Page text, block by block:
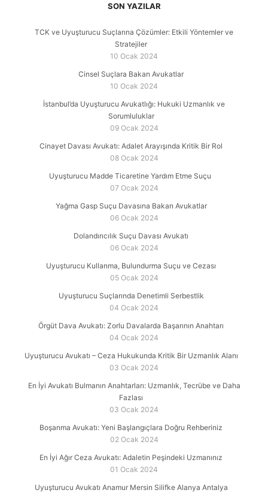
SON YAZILAR
TCK ve Uyuşturucu Suçlarına Çözümler: Etkili Yöntemler ve
Stratejiler
10 Ocak 2024
Cinsel Suçlara Bakan Avukatlar
10 Ocak 2024
İstanbul’da Uyuşturucu Avukatlığı: Hukuki Uzmanlık ve
Sorumluluklar
09 Ocak 2024
Cinayet Davası Avukatı: Adalet Arayışında Kritik Bir Rol
08 Ocak 2024
Uyuşturucu Madde Ticaretine Yardım Etme Suçu
07 Ocak 2024
Yağma Gasp Suçu Davasına Bakan Avukatlar
06 Ocak 2024
Dolandırıcılık Suçu Davası Avukatı
06 Ocak 2024
Uyuşturucu Kullanma, Bulundurma Suçu ve Cezası
05 Ocak 2024
Uyuşturucu Suçlarında Denetimli Serbestlik
04 Ocak 2024
Örgüt Dava Avukatı: Zorlu Davalarda Başarının Anahtarı
04 Ocak 2024
Uyuşturucu Avukatı – Ceza Hukukunda Kritik Bir Uzmanlık Alanı
03 Ocak 2024
En İyi Avukatı Bulmanın Anahtarları: Uzmanlık, Tecrübe ve Daha
Fazlası
03 Ocak 2024
Boşanma Avukatı: Yeni Başlangıçlara Doğru Rehberiniz
02 Ocak 2024
En İyi Ağır Ceza Avukatı: Adaletin Peşindeki Uzmanınız
01 Ocak 2024
Uyuşturucu Avukatı Anamur Mersin Silifke Alanya Antalya